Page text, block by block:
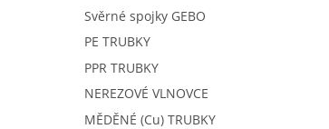
Svěrné spojky GEBO
PE TRUBKY
PPR TRUBKY
NEREZOVÉ VLNOVCE
MĚDĚNÉ (Cu) TRUBKY